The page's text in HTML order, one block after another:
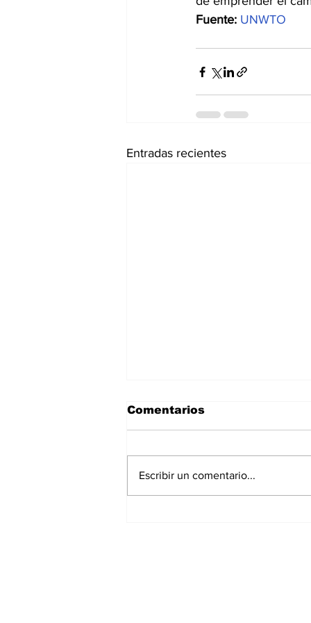
Fuente: UNWTO
Entradas recientes
Comentarios
Escribir un comentario...